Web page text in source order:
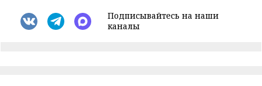
Подписывайтесь на наши
каналы